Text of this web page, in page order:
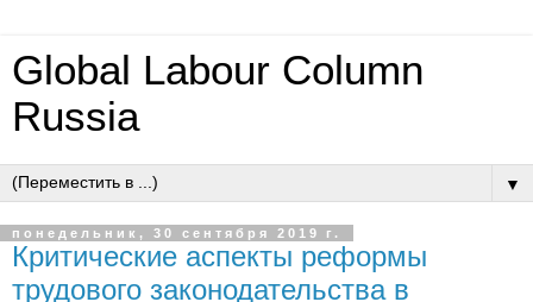
Global Labour Column
Russia
▼
понедельник, 30 сентября 2019 г.
Критические аспекты реформы
трудового законодательства в